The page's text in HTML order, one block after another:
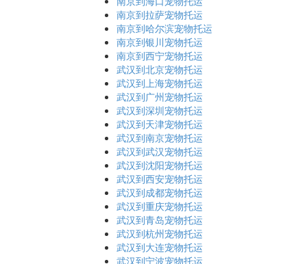
南京到拉萨宠物托运
南京到哈尔滨宠物托运
南京到银川宠物托运
南京到西宁宠物托运
武汉到北京宠物托运
武汉到上海宠物托运
武汉到广州宠物托运
武汉到深圳宠物托运
武汉到天津宠物托运
武汉到南京宠物托运
武汉到武汉宠物托运
武汉到沈阳宠物托运
武汉到西安宠物托运
武汉到成都宠物托运
武汉到重庆宠物托运
武汉到青岛宠物托运
武汉到杭州宠物托运
武汉到大连宠物托运
武汉到宁波宠物托运